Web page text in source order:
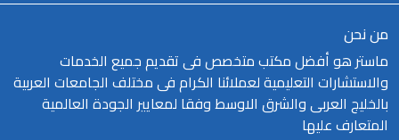
من نحن
ماستر هو أفضل مكتب متخصص فى تقديم جميع الخدمات
والاستشارات التعليمية لعملائنا الكرام فى مختلف الجامعات العربية
بالخليج العربى والشرق الاوسط وفقا لمعايير الجودة العالمية
المتعارف عليها